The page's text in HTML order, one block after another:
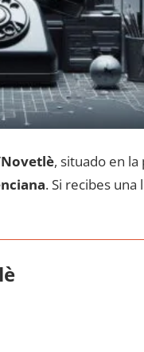
, situado en la
. Si recibes